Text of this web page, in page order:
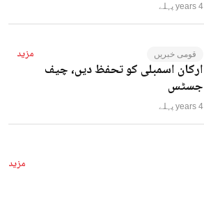
4 years پہلے
قومی خبریں مزید
ارکان اسمبلی کو تحفظ دیں، چیف
جسٹس
4 years پہلے
مزید